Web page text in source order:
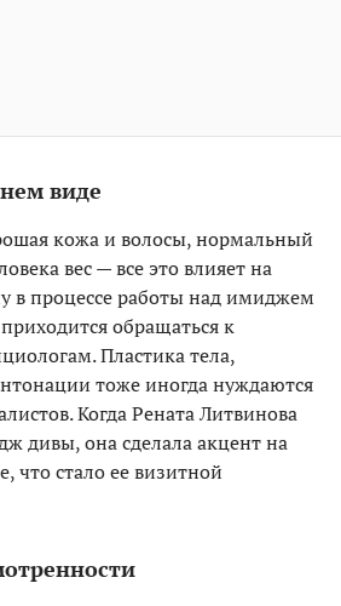
виде
кожа и волосы, нормальный
вес — все это влияет на
в процессе работы над имиджем
обращаться к
Пластика тела,
тоже иногда нуждаются
Когда Рената Литвинова
дивы, она сделала акцент на
что стало ее визитной